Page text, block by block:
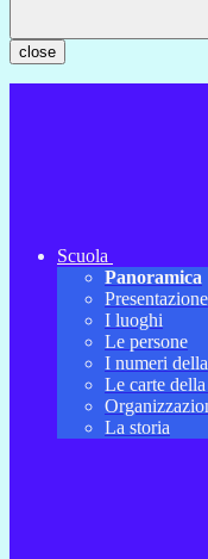
close
Scuola
Panoramica
Presentazione
I luoghi
Le persone
I numeri
Le carte
La storia